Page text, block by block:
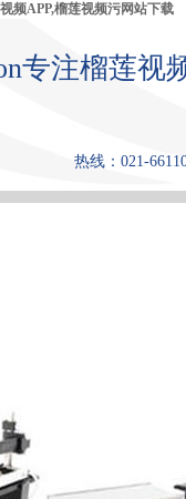
频APP,榴莲视频污网站下载
专注榴莲视
热线：021-
品中心 张力仪